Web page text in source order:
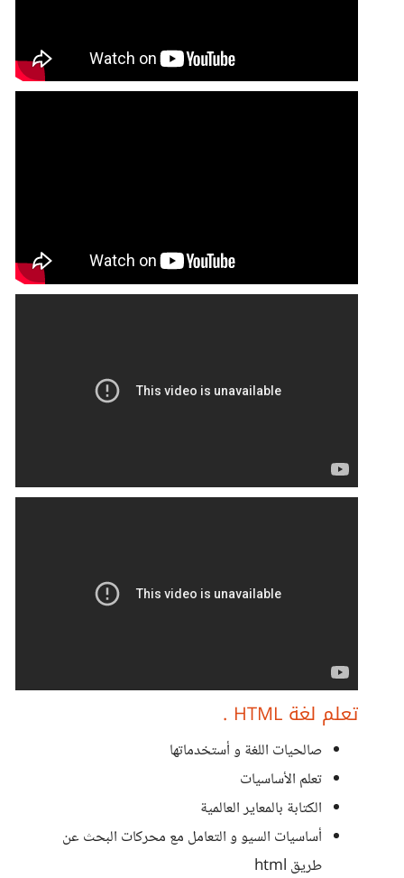
تعلم لغة HTML .
صالحيات اللغة و أستخدماتها
تعلم الأساسيات
الكتابة بالمعاير العالمية
أساسيات السيو و التعامل مع محركات البحث عن
طريق html